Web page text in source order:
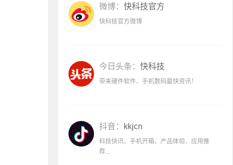
微博： 快科技官方
快科技官方微博
今日头条： 快科技
带来硬件软件、手机数码最快资讯！
抖音： kkjcn
科技快讯、手机开箱、产品体验、应用推
荐...